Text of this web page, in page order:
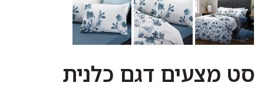
סט מצעים דגם כלנית